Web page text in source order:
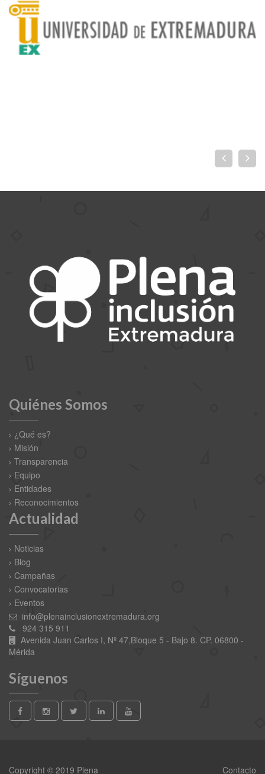
Quiénes Somos
¿Qué es?
Misión
Transparencia
Equipo
Entidades
Reconocimientos
Actualidad
Noticias
Blog
Campañas
Convocatorias
Eventos
info@plenainclusionextremadura.org
924 315 911
Avenida Juan Carlos I, Nº 47,Bloque 5 - Bajo 8. CP. 06800 -
Mérida
Síguenos
Copyright © 2019 Plena Contacto